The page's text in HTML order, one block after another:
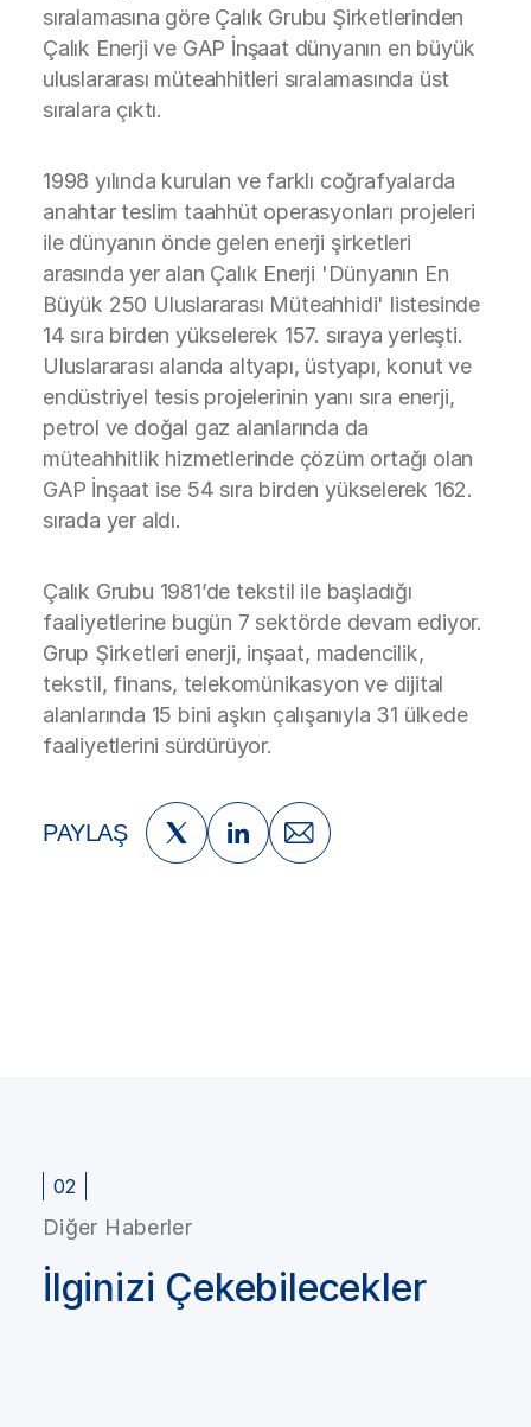
sıralamasına göre Çalık Grubu Şirketlerinden
Çalık Enerji ve GAP İnşaat dünyanın en büyük
uluslararası müteahhitleri sıralamasında üst
sıralara çıktı.
1998 yılında kurulan ve farklı coğrafyalarda
anahtar teslim taahhüt operasyonları projeleri
ile dünyanın önde gelen enerji şirketleri
arasında yer alan Çalık Enerji 'Dünyanın En
Büyük 250 Uluslararası Müteahhidi' listesinde
14 sıra birden yükselerek 157. sıraya yerleşti.
Uluslararası alanda altyapı, üstyapı, konut ve
endüstriyel tesis projelerinin yanı sıra enerji,
petrol ve doğal gaz alanlarında da
müteahhitlik hizmetlerinde çözüm ortağı olan
GAP İnşaat ise 54 sıra birden yükselerek 162.
sırada yer aldı.
Çalık Grubu 1981’de tekstil ile başladığı
faaliyetlerine bugün 7 sektörde devam ediyor.
Grup Şirketleri enerji, inşaat, madencilik,
tekstil, finans, telekomünikasyon ve dijital
alanlarında 15 bini aşkın çalışanıyla 31 ülkede
faaliyetlerini sürdürüyor.
PAYLAŞ
02
Diğer Haberler
İlginizi Çekebilecekler